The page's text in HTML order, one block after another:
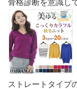
骨格診断を意識し
ストレートタイプ